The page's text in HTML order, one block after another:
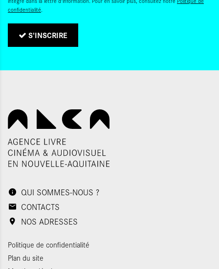
confidentialité.
S'INSCRIRE
QUI SOMMES-NOUS ?
CONTACTS
NOS ADRESSES
Politique de confidentialité
Plan du site